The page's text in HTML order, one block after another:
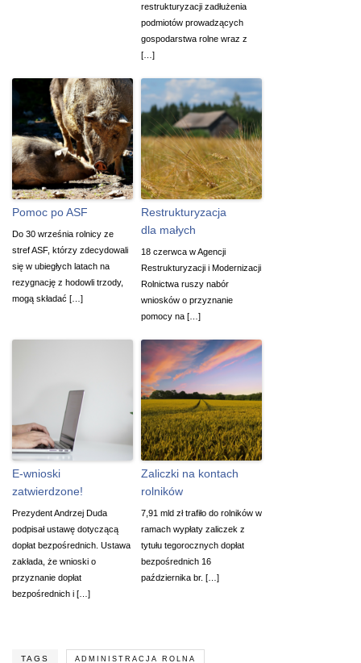
restrukturyzacji zadłużenia
podmiotów prowadzących
gospodarstwa rolne wraz z
[…]
Pomoc po ASF
Do 30 września rolnicy ze
stref ASF, którzy zdecydowali
się w ubiegłych latach na
rezygnację z hodowli trzody,
mogą składać […]
Restrukturyzacja
dla małych
18 czerwca w Agencji
Restrukturyzacji i Modernizacji
Rolnictwa ruszy nabór
wniosków o przyznanie
pomocy na […]
E-wnioski
zatwierdzone!
Prezydent Andrzej Duda
podpisał ustawę dotyczącą
dopłat bezpośrednich. Ustawa
zakłada, że wnioski o
przyznanie dopłat
bezpośrednich i […]
Zaliczki na kontach
rolników
7,91 mld zł trafiło do rolników w
ramach wypłaty zaliczek z
tytułu tegorocznych dopłat
bezpośrednich 16
października br. […]
TAGS ADMINISTRACJA ROLNA